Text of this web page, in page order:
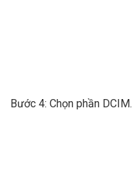
Bước 4: Chọn phần DCIM.